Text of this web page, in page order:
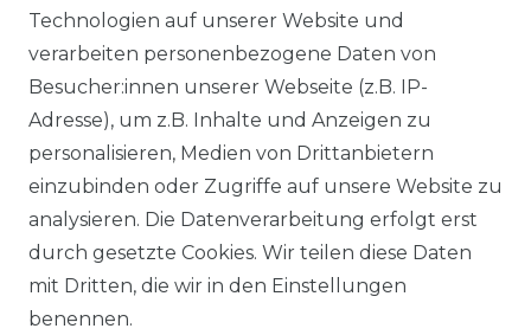
AGB
SHOP
VERSANDKOSTENINFORMATION
B2B
WUNSCHLISTE
Technologien auf unserer Website und
verarbeiten personenbezogene Daten von
Besucher:innen unserer Webseite (z.B. IP-
Adresse), um z.B. Inhalte und Anzeigen zu
personalisieren, Medien von Drittanbietern
einzubinden oder Zugriffe auf unsere Website zu
analysieren. Die Datenverarbeitung erfolgt erst
durch gesetzte Cookies. Wir teilen diese Daten
mit Dritten, die wir in den Einstellungen
benennen.